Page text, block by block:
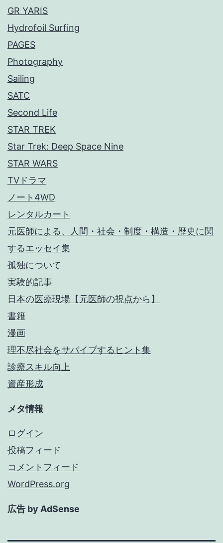
GR YARIS
Hydrofoil Surfing
PAGES
Photography
Sailing
SATC
Second Life
STAR TREK
Star Trek: Deep Space Nine
STAR WARS
TVドラマ
ノート4WD
レンタルカート
元医師による、人間・社会・制度・構造・歴史に関
するエッセイ集
孤独について
実験的記事
日本の医療現場【元医師の視点から】
書籍
漫画
理不尽社会をサバイブするヒント集
診療スキル向上
資産形成
メタ情報
ログイン
投稿フィード
コメントフィード
WordPress.org
広告 by AdSense